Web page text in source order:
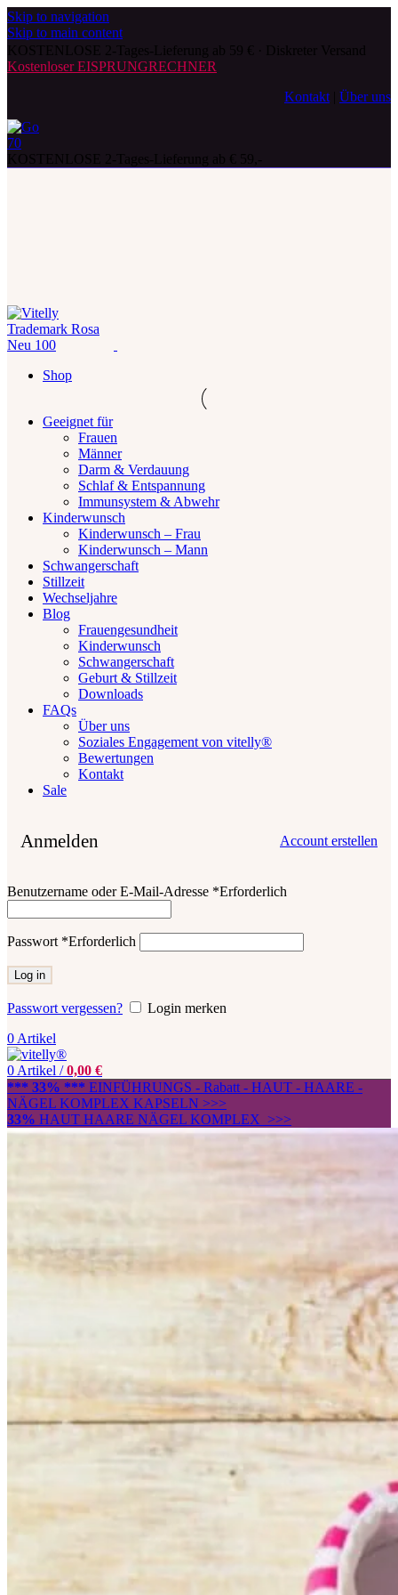
Skip to navigation
Skip to main content
Kostenloser EISPRUNGRECHNER
Kontakt
Über uns
Shop
Geeignet für
Frauen
Männer
Darm & Verdauung
Schlaf & Entspannung
Immunsystem & Abwehr
Kinderwunsch
Kinderwunsch – Frau
Kinderwunsch – Mann
Schwangerschaft
Stillzeit
Wechseljahre
Blog
Frauengesundheit
Kinderwunsch
Schwangerschaft
Geburt & Stillzeit
Downloads
FAQs
Über uns
Soziales Engagement von vitelly®
Bewertungen
Kontakt
Sale
Anmelden Account erstellen
Benutzername oder E-Mail-Adresse *Erforderlich
Passwort *Erforderlich
Log in
Passwort vergessen?
Login merken
0 Artikel
0 Artikel / 0,00 €
*** 33% *** EINFÜHRUNGS - Rabatt - HAUT - HAARE -
NÄGEL KOMPLEX KAPSELN >>>
33% HAUT HAARE NÄGEL KOMPLEX >>>